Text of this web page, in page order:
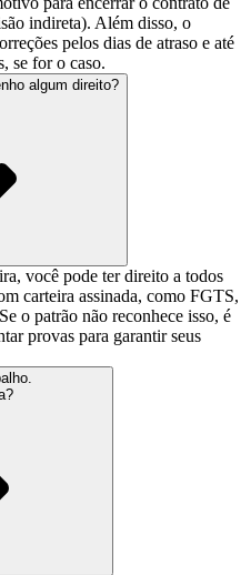
indireta). Além disso, o
pelos dias de atraso e até
se for o caso.
algum direito?
você pode ter direito a todos
carteira assinada, como FGTS,
o patrão não reconhece isso, é
provas para garantir seus